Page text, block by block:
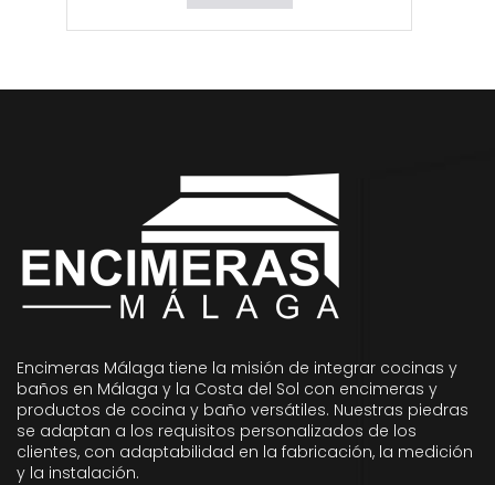
Encimeras Málaga tiene la misión de integrar cocinas y
baños en Málaga y la Costa del Sol con encimeras y
productos de cocina y baño versátiles. Nuestras piedras
se adaptan a los requisitos personalizados de los
clientes, con adaptabilidad en la fabricación, la medición
y la instalación.